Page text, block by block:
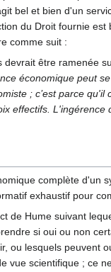
bel et bien d'un
du Droit fournie
comme suit :
devrait être ramenée
économique peut
; c’est parce
effectifs.
complète
exhaustif pour
de Hume suivant
si oui ou non
lesquels peuvent
scientifique ; ce